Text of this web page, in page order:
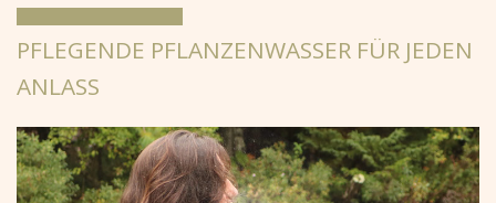
PFLEGENDE PFLANZENWASSER FÜR JEDEN
ANLASS